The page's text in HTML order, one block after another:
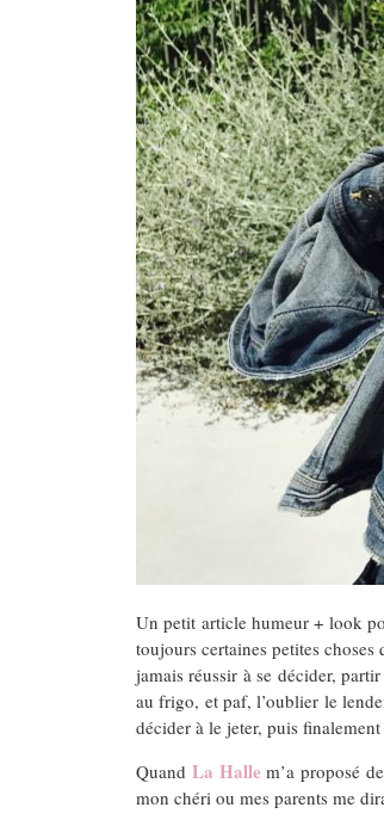
Un petit article humeur + look
toujours certaines petites
jamais réussir à se décider,
au frigo, et paf, l’oublier le
décider à le jeter, puis
Quand La Halle m’a proposé
mon chéri ou mes parents me